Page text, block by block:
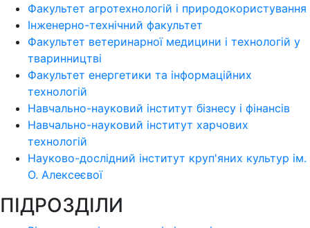
Факультет агротехнологій і природокористування
Інженерно-технічний факультет
Факультет ветеринарної медицини і технологій у
тваринництві
Факультет енергетики та інформаційних
технологій
Навчально-науковий інститут бізнесу і фінансів
Навчально-науковий інститут харчових
технологій
Науково-дослідний інститут круп'яних культур ім.
О. Алексеєвої
ПІДРОЗДІЛИ